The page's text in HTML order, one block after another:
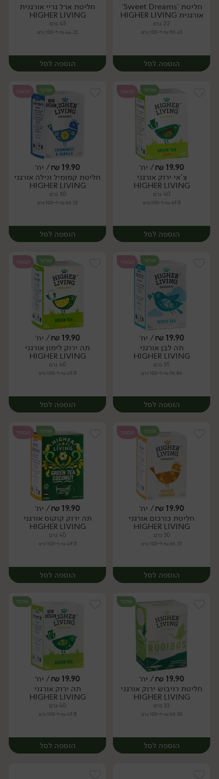
יח׳ יח׳
חליטת 'Sweet Dreams'
אורגנית HIGHER LIVING
22 גרם
90.45 ₪ ל-100 גרם
הוספה לסל
יח׳
חליטת ארל גריי אורגנית
HIGHER LIVING
45 גרם
44.22 ₪ ל-100 גרם
הוספה לסל
יח׳
אורגני טבעוני
19.90
₪/ יח׳
צ'אי ירוק אורגני
HIGHER LIVING
40 גרם
49.75 ₪ ל-100 גרם
הוספה לסל
יח׳
אורגני טבעוני
19.90
₪/ יח׳
חליטת קמומיל ונילה אורגני
HIGHER LIVING
30 גרם
66.33 ₪ ל-100 גרם
הוספה לסל
יח׳
אורגני טבעוני
19.90
₪/ יח׳
תה לבן אורגני
HIGHER LIVING
35 גרם
56.86 ₪ ל-100 גרם
הוספה לסל
יח׳
אורגני טבעוני
19.90
₪/ יח׳
תה ירוק לימון אורגני
HIGHER LIVING
40 גרם
49.75 ₪ ל-100 גרם
הוספה לסל
יח׳
אורגני טבעוני
19.90
₪/ יח׳
חליטת כורכום אורגני
HIGHER LIVING
30 גרם
66.33 ₪ ל-100 גרם
הוספה לסל
יח׳
אורגני טבעוני
19.90
₪/ יח׳
תה ירוק קוקוס אורגני
HIGHER LIVING
40 גרם
49.75 ₪ ל-100 גרם
הוספה לסל
יח׳
אורגני
19.90
₪/ יח׳
חליטת רויבוש ירוק אורגני
HIGHER LIVING
33 גרם
60.30 ₪ ל-100 גרם
הוספה לסל
אורגני
19.90
₪/ יח׳
תה ירוק אורגני
HIGHER LIVING
40 גרם
49.75 ₪ ל-100 גרם
הוספה לסל